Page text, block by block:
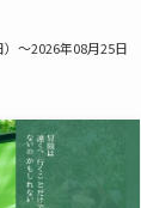
～2026年08月25日